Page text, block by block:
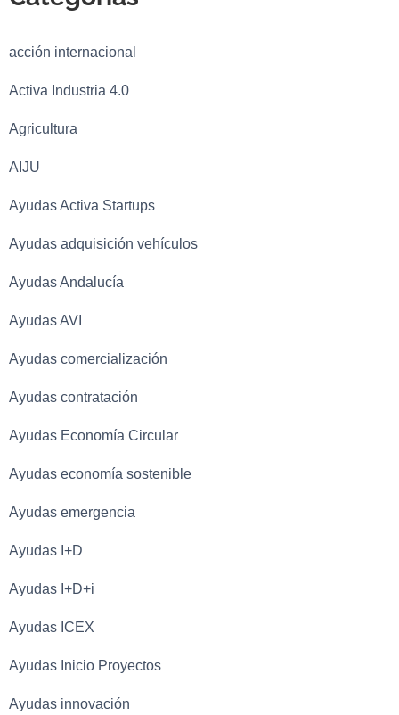
acción internacional
Activa Industria 4.0
Agricultura
AIJU
Ayudas Activa Startups
Ayudas adquisición vehículos
Ayudas Andalucía
Ayudas AVI
Ayudas comercialización
Ayudas contratación
Ayudas Economía Circular
Ayudas economía sostenible
Ayudas emergencia
Ayudas I+D
Ayudas I+D+i
Ayudas ICEX
Ayudas Inicio Proyectos
Ayudas innovación